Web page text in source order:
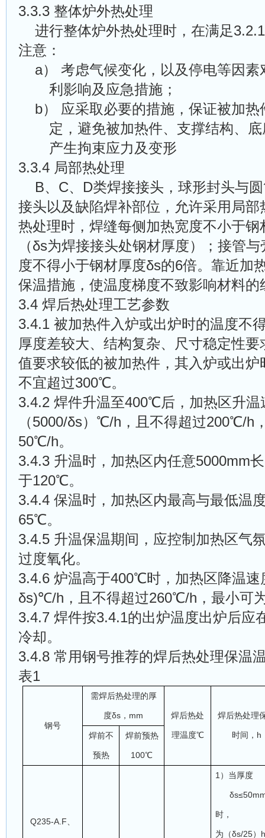
3.3.3 整体炉外热处理
进行整体炉外热处理时，在满足
注意：
a） 考虑气候变化，以及停电等因
利影响及应急措施；
b） 应采取必要的措施，保证被加
定，避免被加热件、支撑结构、
产生拘束应力及变形
3.3.4 局部热处理
B、C、D类焊接接头，球形封头与
接头以及缺陷焊补部位，允许采用局
热处理时，焊缝每侧加热宽度不小于钢
（δs为焊接接头处钢材厚度）；接管
度不得小于钢材厚度δs的6倍。靠近加
保温措施，使温度梯度不致影响材料的
3.4 焊后热处理工艺参数
3.4.1 被加热件入炉或出炉时的温度不
厚度差较大、结构复杂、尺寸稳定性
值要求较低的被加热件，其入炉或出
不宜超过300℃。
3.4.2 焊件升温至400℃后，加热区升温
（5000/δs）℃/h，且不得超过200℃/h
50℃/h。
3.4.3 升温时，加热区内任意5000mm
于120℃。
3.4.4 保温时，加热区内最高与最低温
65℃。
3.4.5 升温保温期间，应控制加热区气
过度氧化。
3.4.6 炉温高于400℃时，加热区降温速
δs)℃/h，且不得超过260℃/h，最小可
3.4.7 焊件按3.4.1的出炉温度出炉后应
冷却。
3.4.8 常用钢号推荐的焊后热处理保温
表1
钢号
需焊后热处理的厚
度δs，mm 焊后热处
理温度℃
焊后热处理
时间，h
焊前不
预热
焊前预热
100℃
Q235-A.F、
1）当厚度
时，
为（δs/25）